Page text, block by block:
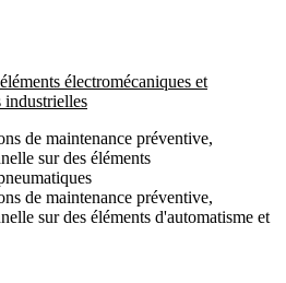
électromécaniques et
industrielles
de maintenance préventive,
sur des éléments
de maintenance préventive,
sur des éléments d'automatisme et